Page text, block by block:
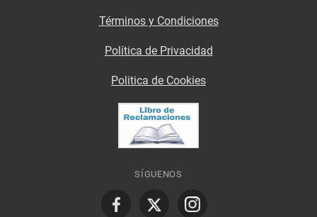
Términos y Condiciones
Política de Privacidad
Politica de Cookies
SÍGUENOS